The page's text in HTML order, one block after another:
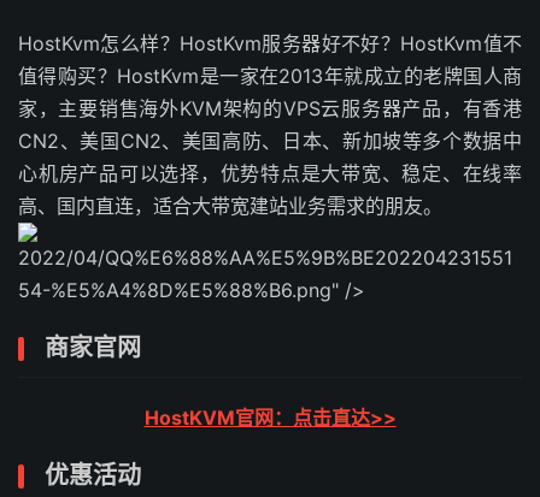
HostKvm怎么样？HostKvm服务器好不好？HostKvm值不
值得购买？HostKvm是一家在2013年就成立的老牌国人商
家，主要销售海外KVM架构的VPS云服务器产品，有香港
CN2、美国CN2、美国高防、日本、新加坡等多个数据中
心机房产品可以选择，优势特点是大带宽、稳定、在线率
高、国内直连，适合大带宽建站业务需求的朋友。
2022/04/QQ%E6%88%AA%E5%9B%BE202204231551
54-%E5%A4%8D%E5%88%B6.png" />
商家官网
HostKVM官网：点击直达>>
优惠活动